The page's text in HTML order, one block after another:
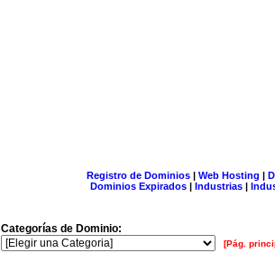
Registro de Dominios| Web Hosting |
Dominios Expirados | Industrias |
Categorías de Dominio:
[Pág.